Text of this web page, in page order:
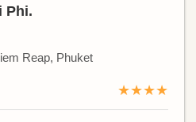
Phi.
Reap, Phuket
★★★★